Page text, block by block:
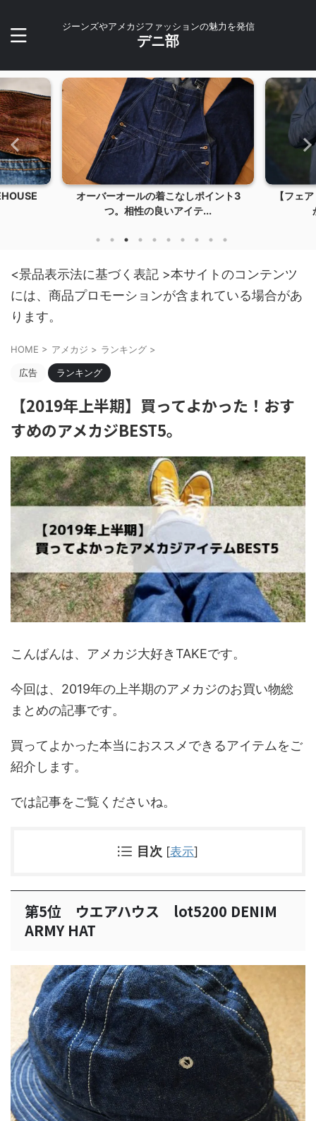
ジーンズやアメカジファッションの魅力を発信
デニ部
ポイント3
【フェアリーノヴァ2】薄くて軽くて暖
かい！冬のアウター...
【
<景品表示法に基づく表記 >本サイトのコンテンツ
には、商品プロモーションが含まれている場合があ
ります。
HOME > アメカジ > ランキング >
広告 ランキング
【2019年上半期】買ってよかった！おす
すめのアメカジBEST5。
こんばんは、アメカジ大好きTAKEです。
今回は、2019年の上半期のアメカジのお買い物総
まとめの記事です。
買ってよかった本当におススメできるアイテムをご
紹介します。
では記事をご覧くださいね。
目次 [表示]
第5位 ウエアハウス lot5200 DENIM
ARMY HAT